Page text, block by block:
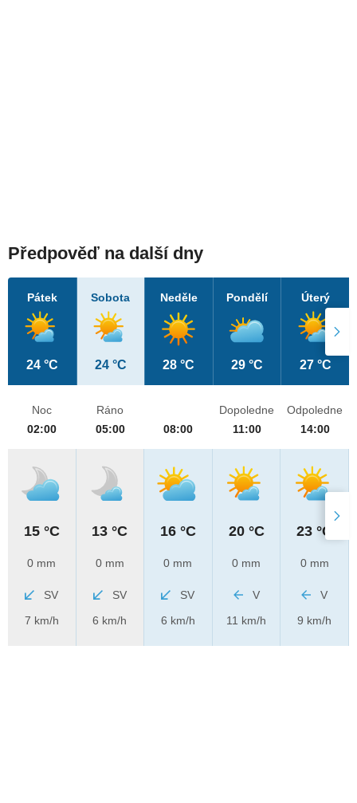
Předpověď na další dny
Pátek
24 °C
Sobota
24 °C
Neděle
28 °C
Pondělí
29 °C
Úterý
27 °C
Noc
02:00
15 °C
0 mm
SV
7 km/h
Ráno
05:00
13 °C
0 mm
SV
6 km/h
08:00
16 °C
0 mm
SV
6 km/h
Dopoledne
11:00
20 °C
0 mm
V
11 km/h
Odpoledne
14:00
23 °C
0 mm
V
9 km/h